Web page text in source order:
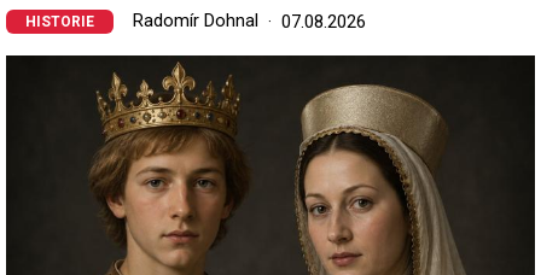
HISTORIE Radomír Dohnal 07.08.2026